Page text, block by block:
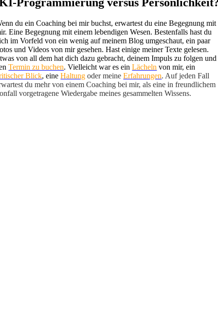
du ein Coaching bei mir buchst, erwartest du eine Begegnung mit
Eine Begegnung mit einem lebendigen Wesen. Bestenfalls hast du
im Vorfeld von ein wenig auf meinem Blog umgeschaut, ein paar
und Videos von mir gesehen. Hast einige meiner Texte gelesen.
von all dem hat dich dazu gebracht, deinem Impuls zu folgen und
Termin zu buchen. Vielleicht war es einLächeln von mir, ein
Blick, eineHaltung oder meineErfahrungen. Auf jeden Fall
du mehr von einem Coaching bei mir, als eine in freundlichem
vorgetragene Wiedergabe meines gesammelten Wissens.